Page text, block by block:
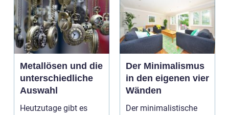
Metallösen und die
unterschiedliche
Auswahl
Heutzutage gibt es
Der Minimalismus
in den eigenen vier
Wänden
Der minimalistische